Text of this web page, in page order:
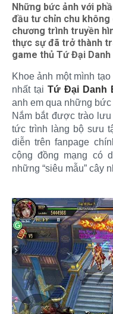
Những bức ảnh với
đầu tư chỉn chu
chương trình truyền
thực sự đã trở thành
game thủ Tứ Đại Danh
Khoe ảnh một mình
nhất tại Tứ Đại Danh
anh em qua những bức
Nắm bắt được trào
tức trình làng bộ sưu
diễn trên fanpage
cộng đồng mạng có
những “siêu mẫu” cây